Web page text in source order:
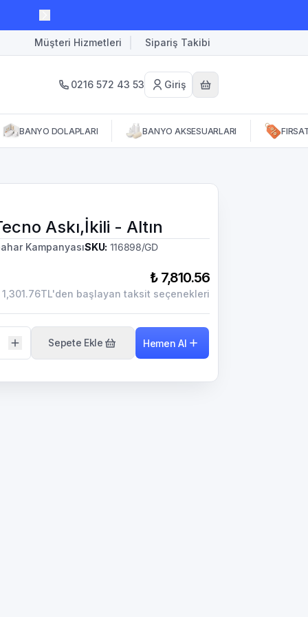
Müşteri Hizmetleri Sipariş Takibi
0216 572 43 53 Giriş
BANYO DOLAPLARI BANYO AKSESUARLARI
Askı,İkili - Altın
KampanyasıSKU: 116898/GD
₺ 7,810.56
1,301.76TL'den başlayan taksit seçenekleri
Sepete Ekle Hemen Al